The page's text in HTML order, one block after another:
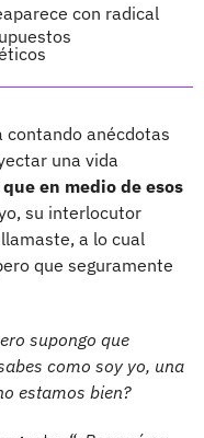
con radical
contando anécdotas
una vida
en medio de esos
su interlocutor
a lo cual
que seguramente
supongo que
como soy yo, una
estamos bien?